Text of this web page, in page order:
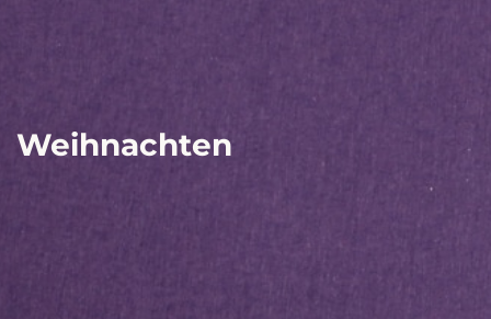
Weihnachten